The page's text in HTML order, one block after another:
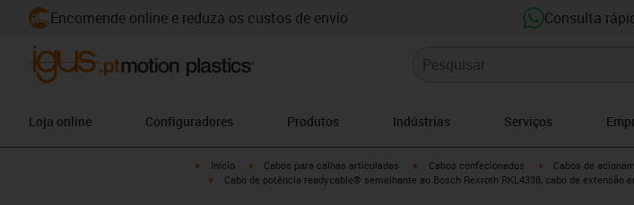
Encomende online e reduza os custos de envio Consulta
Loja online Configuradores Produtos Indústrias Serviços
igus-icon-arrow-right
Início igus-icon-arrow-right
Cabos para calhas articuladas igus-icon-arrow-right
Cabos confecionados igus-icon-arrow-right
Cabos de
igus-icon-arrow-right
Cabo de potência readycable® semelhante ao Bosch Rexroth RKL4338, cabo de extensão